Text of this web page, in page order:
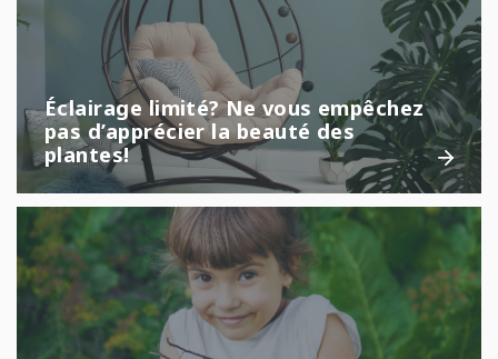
Éclairage limité? Ne vous empêchez
pas d’apprécier la beauté des
plantes!